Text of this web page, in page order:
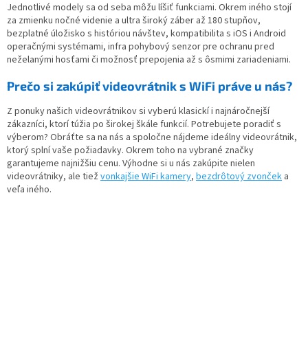
Jednotlivé modely sa od seba môžu líšiť funkciami. Okrem iného stojí
za zmienku nočné videnie a ultra široký záber až 180 stupňov,
bezplatné úložisko s históriou návštev, kompatibilita s iOS i Android
operačnými systémami, infra pohybový senzor pre ochranu pred
neželanými hosťami či možnosť prepojenia až s ôsmimi zariadeniami.
Prečo si zakúpiť videovrátnik s WiFi práve u nás?
Z ponuky našich videovrátnikov si vyberú klasickí i najnáročnejší
zákazníci, ktorí túžia po širokej škále funkcií. Potrebujete poradiť s
výberom? Obráťte sa na nás a spoločne nájdeme ideálny videovrátnik,
ktorý splní vaše požiadavky. Okrem toho na vybrané značky
garantujeme najnižšiu cenu. Výhodne si u nás zakúpite nielen
videovrátniky, ale tiež vonkajšie WiFi kamery, bezdrôtový zvonček a
veľa iného.